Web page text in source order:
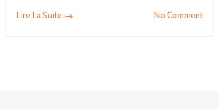
Lire La Suite No Comment